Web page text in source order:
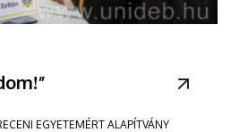
EGYETEMÉRT ALAPÍTVÁNY